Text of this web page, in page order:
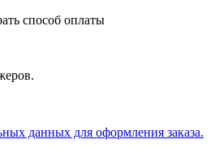
способ оплаты
данных для оформления заказа.